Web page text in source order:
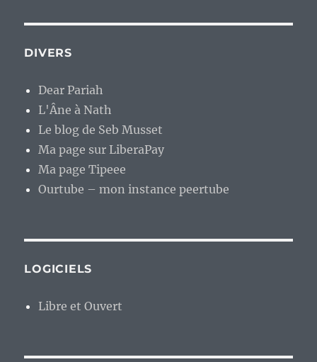
DIVERS
Dear Pariah
L'Âne à Nath
Le blog de Seb Musset
Ma page sur LiberaPay
Ma page Tipeee
Ourtube – mon instance peertube
LOGICIELS
Libre et Ouvert